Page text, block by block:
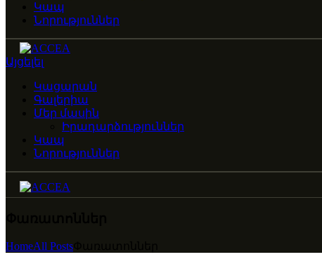
Կապ
Նորություններ
Այցելել
Կացարան
Գալերիա
Մեր մասին
Իրադարձություններ
Կապ
Նորություններ
HomeAll Posts